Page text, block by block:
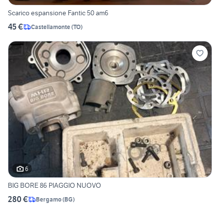
Scarico espansione Fantic 50 am6
45 € Castellamonte(TO)
6
BIG BORE 86 PIAGGIO NUOVO
280 € Bergamo(BG)